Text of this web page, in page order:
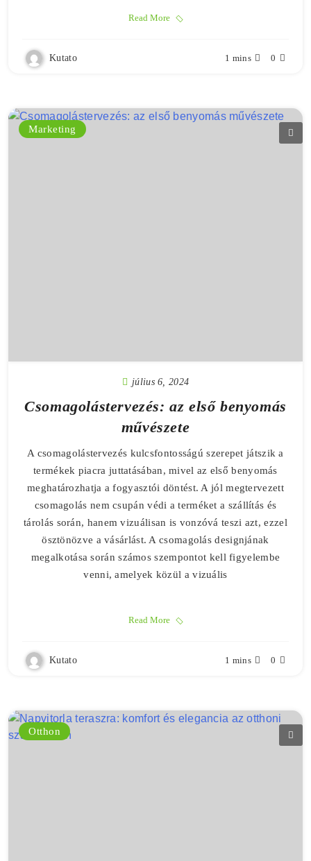
Read More
Kutato 1 mins 0
Marketing
július 6, 2024
Csomagolástervezés: az első benyomás
művészete
A csomagolástervezés kulcsfontosságú szerepet játszik a
termékek piacra juttatásában, mivel az első benyomás
meghatározhatja a fogyasztói döntést. A jól megtervezett
csomagolás nem csupán védi a terméket a szállítás és
tárolás során, hanem vizuálisan is vonzóvá teszi azt, ezzel
ösztönözve a vásárlást. A csomagolás designjának
megalkotása során számos szempontot kell figyelembe
venni, amelyek közül a vizuális
Read More
Kutato 1 mins 0
Otthon